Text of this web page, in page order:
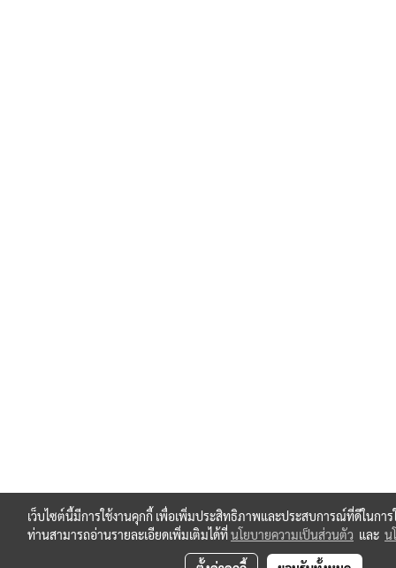
เว็บไซต์นี้มีการใช้งานคุกกี้ เพื่อเพิ่มประสิทธิภาพและประสบการณ์ที่ดีในการ
ท่านสามารถอ่านรายละเอียดเพิ่มเติมได้ที่นโยบายความเป็นส่วนตัว และ น